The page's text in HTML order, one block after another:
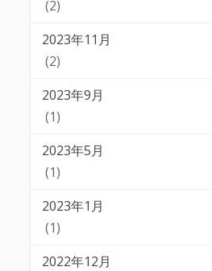
(2)
2023年11月
(2)
2023年9月
(1)
2023年5月
(1)
2023年1月
(1)
2022年12月